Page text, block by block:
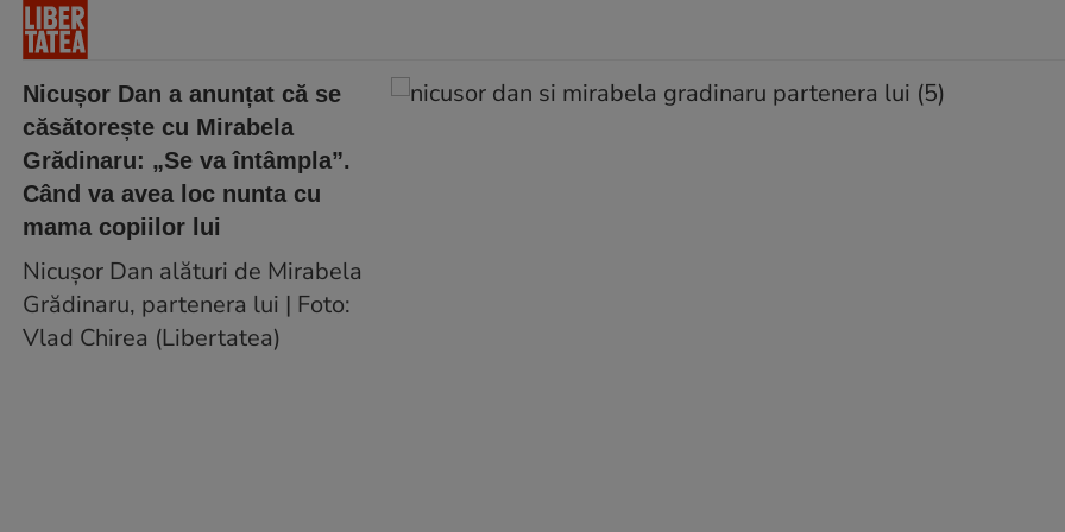
Nicușor Dan a anunțat că se
căsătorește cu Mirabela
Grădinaru: „Se va întâmpla”.
Când va avea loc nunta cu
mama copiilor lui
Nicușor Dan alături de Mirabela
Grădinaru, partenera lui | Foto:
Vlad Chirea (Libertatea)